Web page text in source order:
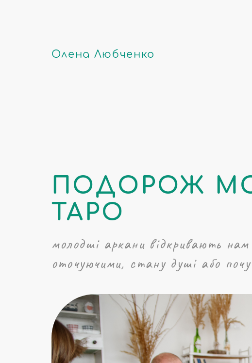
Олена Любченко
ПОДОРОЖ
ТАРО
молодші аркани відкривають нам
оточуючими, стану душі або